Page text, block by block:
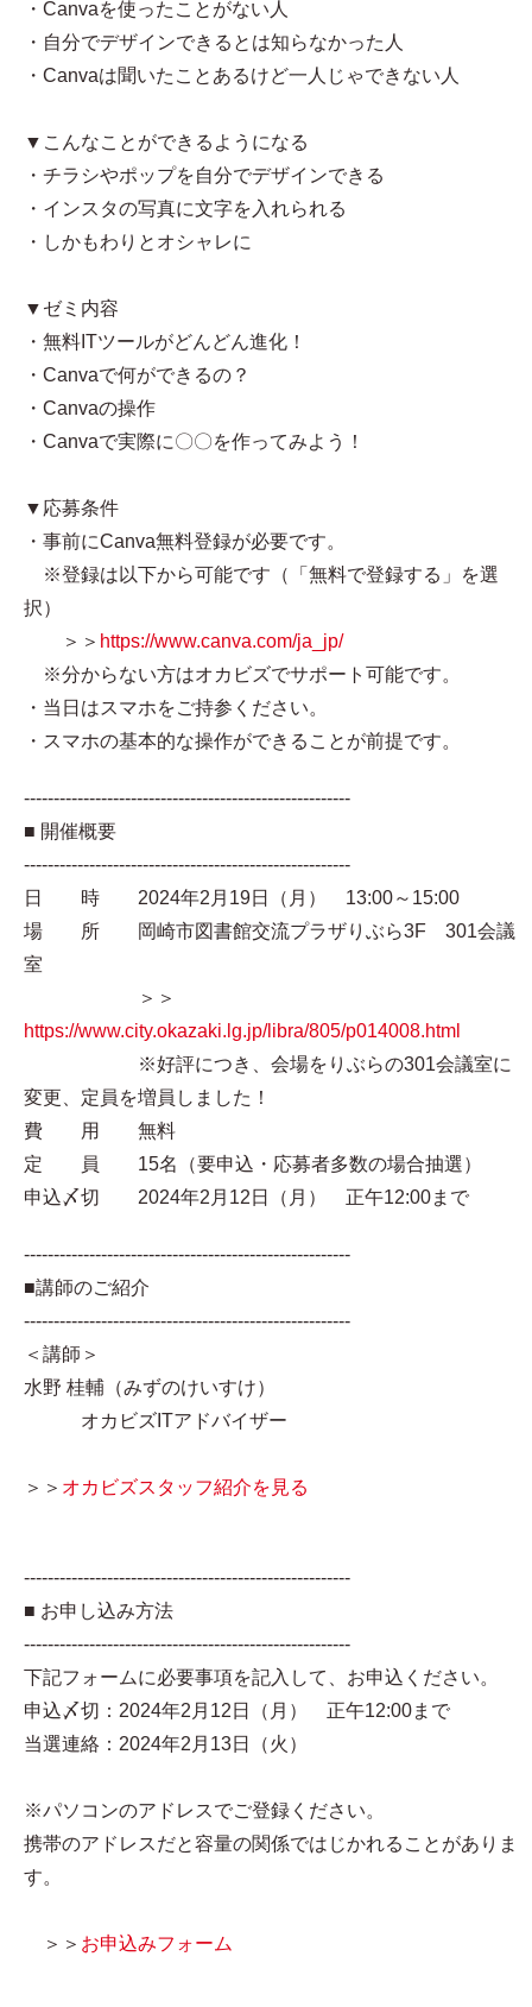
・Canvaを使ったことがない人
・自分でデザインできるとは知らなかった人
・Canvaは聞いたことあるけど一人じゃできない人
▼こんなことができるようになる
・チラシやポップを自分でデザインできる
・インスタの写真に文字を入れられる
・しかもわりとオシャレに
▼ゼミ内容
・無料ITツールがどんどん進化！
・Canvaで何ができるの？
・Canvaの操作
・Canvaで実際に〇〇を作ってみよう！
▼応募条件
・事前にCanva無料登録が必要です。
※登録は以下から可能です（「無料で登録する」を選
択）
＞＞ https://www.canva.com/ja_jp/
※分からない方はオカビズでサポート可能です。
・当日はスマホをご持参ください。
・スマホの基本的な操作ができることが前提です。
-------------------------------------------------------
■ 開催概要
-------------------------------------------------------
日 時 2024年2月19日（月） 13:00～15:00
場 所 岡崎市図書館交流プラザりぶら3F 301会議
室
＞＞
https://www.city.okazaki.lg.jp/libra/805/p014008.html
※好評につき、会場をりぶらの301会議室に
変更、定員を増員しました！
費 用 無料
定 員 15名（要申込・応募者多数の場合抽選）
申込〆切 2024年2月12日（月） 正午12:00まで
-------------------------------------------------------
■講師のご紹介
-------------------------------------------------------
＜講師＞
水野 桂輔（みずのけいすけ）
オカビズITアドバイザー
＞＞ オカビズスタッフ紹介を見る
-------------------------------------------------------
■ お申し込み方法
-------------------------------------------------------
下記フォームに必要事項を記入して、お申込ください。
申込〆切：2024年2月12日（月） 正午12:00まで
当選連絡：2024年2月13日（火）
※パソコンのアドレスでご登録ください。
携帯のアドレスだと容量の関係ではじかれることがありま
す。
＞＞ お申込みフォーム